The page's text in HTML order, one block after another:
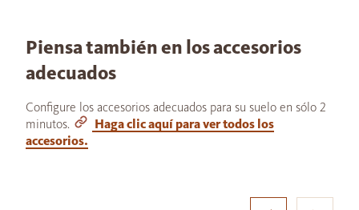
Piensa también en los accesorios
adecuados
Configure los accesorios adecuados para su suelo en sólo 2
minutos.
Haga clic aquí para ver todos los
accesorios.